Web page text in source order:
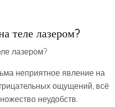
теле лазером?
неприятное явление на
ощущений, всё
неудобств.